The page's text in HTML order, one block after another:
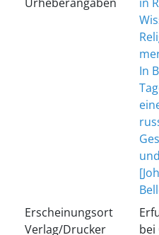
In
Erscheinungsort
Verlag/Drucker
bei